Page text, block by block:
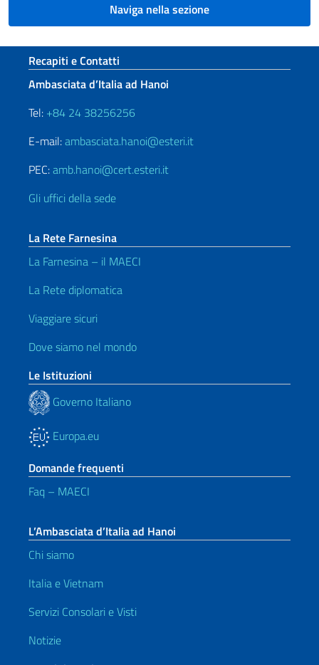
Naviga nella sezione
Sezione footer
Recapiti e Contatti
Ambasciata d’Italia ad Hanoi
Tel: +84 24 38256256
E-mail:ambasciata.hanoi@esteri.it
PEC:amb.hanoi@cert.esteri.it
Gli uffici della sede
La Rete Farnesina
La Farnesina – il MAECI
La Rete diplomatica
Viaggiare sicuri
Dove siamo nel mondo
Le Istituzioni
Governo Italiano
Europa.eu
Domande frequenti
Faq – MAECI
L’Ambasciata d’Italia ad Hanoi
Chi siamo
Italia e Vietnam
Servizi Consolari e Visti
Notizie